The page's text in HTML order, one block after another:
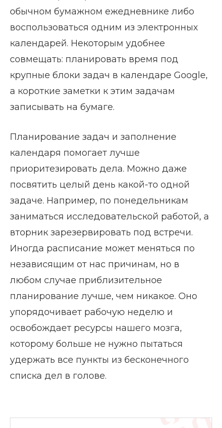
обычном бумажном ежедневнике либо
воспользоваться одним из электронных
календарей. Некоторым удобнее
совмещать: планировать время под
крупные блоки задач в календаре Google,
а короткие заметки к этим задачам
записывать на бумаге.
Планирование задач и заполнение
календаря помогает лучше
приоритезировать дела. Можно даже
посвятить целый день какой-то одной
задаче. Например, по понедельникам
заниматься исследовательской работой, а
вторник зарезервировать под встречи.
Иногда расписание может меняться по
независящим от нас причинам, но в
любом случае приблизительное
планирование лучше, чем никакое. Оно
упорядочивает рабочую неделю и
освобождает ресурсы нашего мозга,
которому больше не нужно пытаться
удержать все пункты из бесконечного
списка дел в голове.